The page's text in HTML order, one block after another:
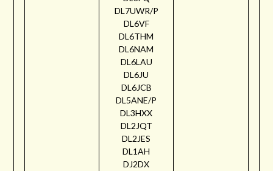
DL7UWR/P
DL6VF
DL6THM
DL6NAM
DL6LAU
DL6JU
DL6JCB
DL5ANE/P
DL3HXX
DL2JQT
DL2JES
DL1AH
DJ2DX